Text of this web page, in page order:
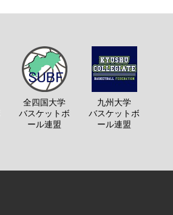
全四国大学
バスケットボ
ール連盟
九州大学
バスケットボ
ール連盟